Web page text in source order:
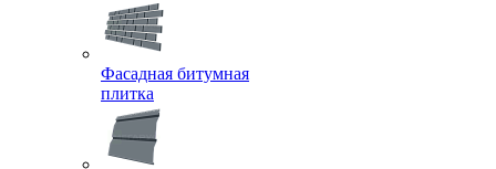
Фасадная битумная
плитка